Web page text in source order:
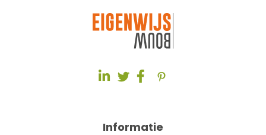
Informatie